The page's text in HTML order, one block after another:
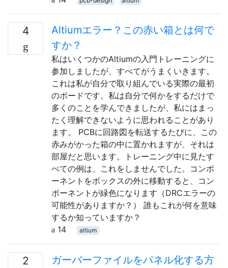
4
Altiumエラー？この赤い箱とは何で
すか？
私はいくつかのAltiumの入門トレーニングに
参加しましたが、すべてがうまくいきます。
これは私が自分で取り組んでいる実際の最初
のボードです。私は自分で何かをするだけで
多くのことを学んできましたが、私にはまっ
たく理解できないように思われることがあり
ます。 PCBに回路図を転送するたびに、この
赤みがかった箱の中に置かれますが、それは
部屋だと思います。トレーニング中に見たす
べての例は、これをしませんでした。コンポ
ーネントをボックスの外に移動すると、コン
ポーネントが緑色になります（DRCエラーの
可能性がありますか？） 誰もこれが何を意味
するか知っていますか？
14
altium
2
ガーバーファイルをパネル化する方